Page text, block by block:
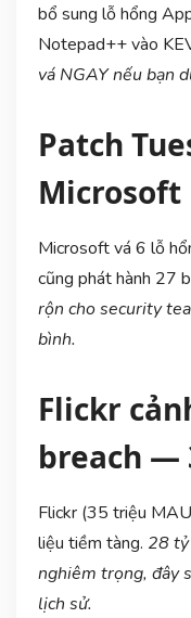
bổ sung lỗ hổng
Notepad++ vào
vá NGAY nếu bạn
Patch
Microsoft
Microsoft vá 6 lỗ
cũng phát hành 27
rộn cho security
bình.
Flickr
breach —
Flickr (35 triệu
liệu tiềm tàng. 28
nghiêm trọng, đây
lịch sử.